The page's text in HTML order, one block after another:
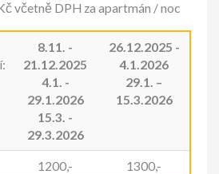
včetně DPH za apartmán / noc
8.11. -
21.12.2025
4.1. -
29.1.2026
15.3. -
29.3.2026
26.12.2025 -
4.1.2026
29.1. –
15.3.2026
1200,- 1300,-